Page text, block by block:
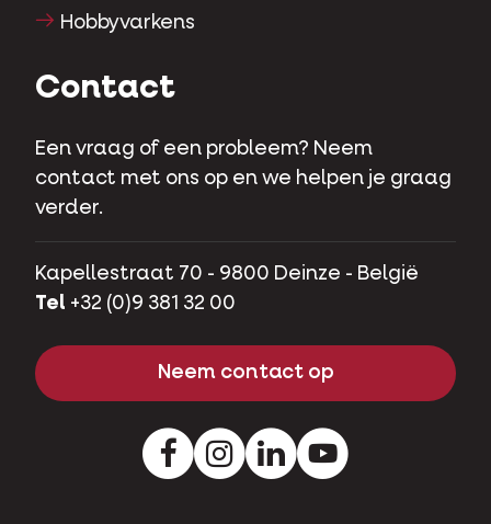
Hobbyvarkens
Contact
Een vraag of een probleem? Neem
contact met ons op en we helpen je graag
verder.
Kapellestraat 70 - 9800 Deinze - België
Tel +32 (0)9 381 32 00
Neem contact op
FacebookInstagramLinkedInYoutube